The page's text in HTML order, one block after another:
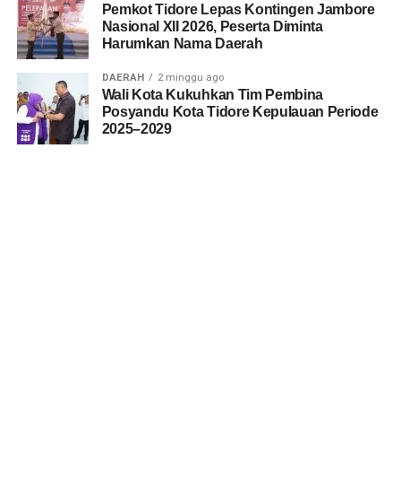
Pemkot Tidore Lepas Kontingen Jambore
Nasional XII 2026, Peserta Diminta
Harumkan Nama Daerah
DAERAH 2 minggu ago
Wali Kota Kukuhkan Tim Pembina
Posyandu Kota Tidore Kepulauan Periode
2025–2029